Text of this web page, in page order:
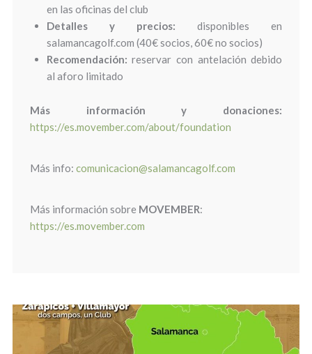
en las oficinas del club
Detalles y precios: disponibles en
salamancagolf.com (40€ socios, 60€ no socios)
Recomendación: reservar con antelación debido
al aforo limitado
Más información y donaciones:
https://es.movember.com/about/foundation
Más info: comunicacion@salamancagolf.com
Más información sobre MOVEMBER:
https://es.movember.com